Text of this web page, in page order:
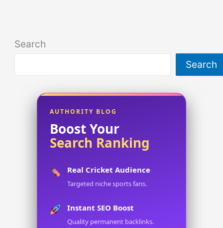
Search
Search
AUTHORITY BLOG
Boost Your
Search Ranking
Real Cricket Audience
Targeted niche sports fans.
Instant SEO Boost
Quality permanent backlinks.